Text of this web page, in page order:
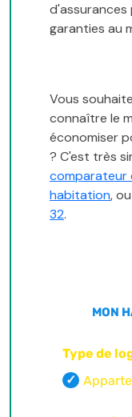
d'assurances
garanties au
Vous
connaître le
économiser
? C'est très
comparateur
habitation,
32.